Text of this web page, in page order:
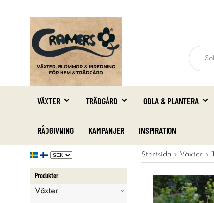
VÄXTER TRÄDGÅRD ODLA & PLANTERA
RÅDGIVNING KAMPANJER INSPIRATION
Produkter
Växter
Startsida Växter